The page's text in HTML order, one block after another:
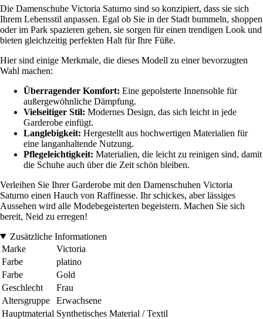
Die Damenschuhe Victoria Saturno sind so konzipiert, dass sie sich
Ihrem Lebensstil anpassen. Egal ob Sie in der Stadt bummeln, shoppen
oder im Park spazieren gehen, sie sorgen für einen trendigen Look und
bieten gleichzeitig perfekten Halt für Ihre Füße.
Hier sind einige Merkmale, die dieses Modell zu einer bevorzugten
Wahl machen:
Überragender Komfort: Eine gepolsterte Innensohle für
außergewöhnliche Dämpfung.
Vielseitiger Stil: Modernes Design, das sich leicht in jede
Garderobe einfügt.
Langlebigkeit: Hergestellt aus hochwertigen Materialien für
eine langanhaltende Nutzung.
Pflegeleichtigkeit: Materialien, die leicht zu reinigen sind, damit
die Schuhe auch über die Zeit schön bleiben.
Verleihen Sie Ihrer Garderobe mit den Damenschuhen Victoria
Saturno einen Hauch von Raffinesse. Ihr schickes, aber lässiges
Aussehen wird alle Modebegeisterten begeistern. Machen Sie sich
bereit, Neid zu erregen!
Zusätzliche Informationen
Marke
Victoria
Farbe
platino
Farbe
Gold
Geschlecht
Frau
Altersgruppe
Erwachsene
Hauptmaterial Synthetisches Material / Textil